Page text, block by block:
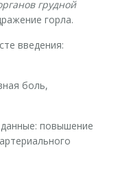
грудной
горла.
введения:
боль,
повышение